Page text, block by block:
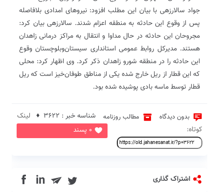
جواد سالارزهی با بیان این مطلب افزود: نیروهای امدادی بلافاصله
پس از وقوع این حادثه به منطقه اعزام شدند. سالارزهی بیان کرد:
مجروحان این حادثه در حال مداوا و انتقال به مراکز درمانی زاهدان
هستند. مدیرکل روابط عمومی استانداری سیستان‌وبلوچستان وقوع
این حادثه را در منطقه شورو زاهدان ذکر کرد. وی اظهار کرد: محلی
که این قطار از ریل خارج شده یکی از مناطق طوفان‌خیز است که ریل
قطار توسط ماسه بادی پوشیده شده بود.
بدون دیدگاه مطالب روزنامه
0 پسند
شناسه خبر : 3622 ♦
لینک
کوتاه:
اشتراک گذاری in